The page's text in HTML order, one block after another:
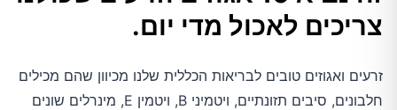
1.שקדים
2.זרעי פשתן
צריכים לאכול מדי יום.
זרעים ואגוזים טובים לבריאות הכללית שלנו מכיוון שהם מכילים
חלבונים, סיבים תזונתיים, ויטמיני B, ויטמין E, מינרלים שונים